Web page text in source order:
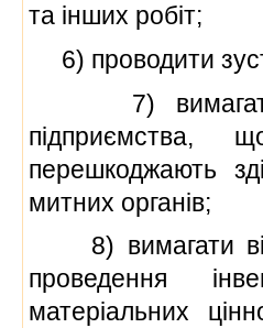
та iнших робiт;
6) проводити
7) вимагати
пiдприємства,
перешкоджають
митних органiв;
8) вимагати вiд
проведення
матерiальних